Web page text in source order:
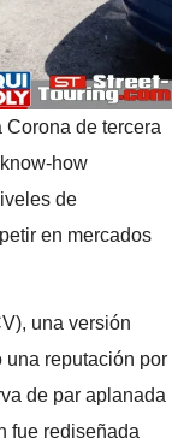
de tercera
how
de
en mercados
una versión
una reputación por
de par aplanada
fue rediseñada